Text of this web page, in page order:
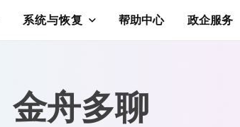
系统与恢复 帮助中心 政企服务
金舟多聊